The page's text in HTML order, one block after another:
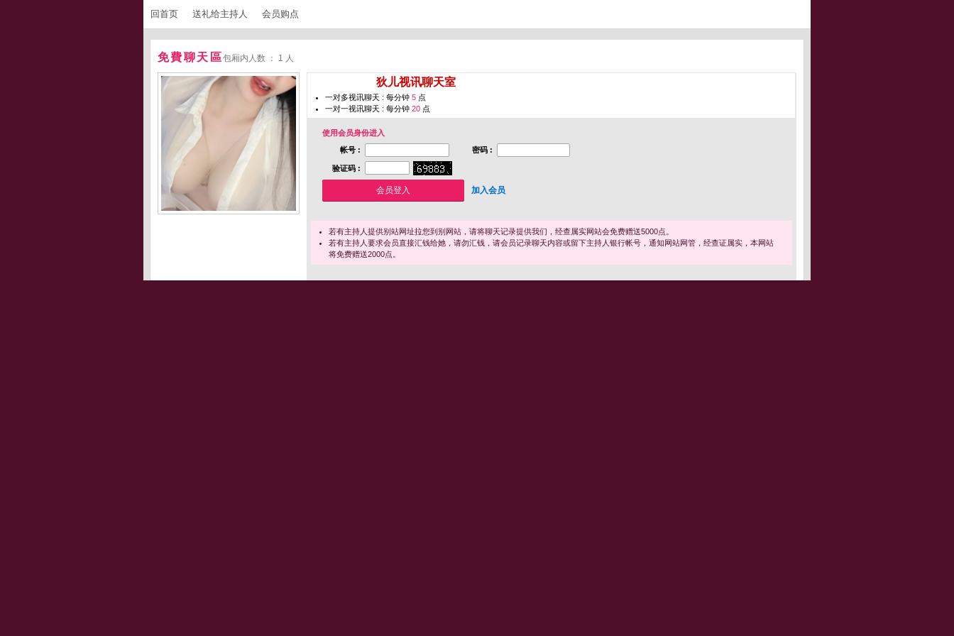
回首页 送礼给主持人 会员购点
免費聊天區包厢内人数 ： 1 人
狄儿视讯聊天室
一对多视讯聊天 : 每分钟 5 点
一对一视讯聊天 : 每分钟 20 点
使用会员身份进入
帐号 :
密码 :
验证码 :
加入会员
若有主持人提供别站网址拉您到别网站，请将聊天记录提供我们，经查属实网站会免费赠送5000点。
若有主持人要求会员直接汇钱给她，请勿汇钱，请会员记录聊天内容或留下主持人银行帐号，通知网站网管，经查证属实，本网站
将免费赠送2000点。